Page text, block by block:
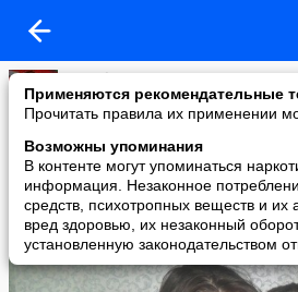
Применяются рекомендательные
Прочитать правила их применении
Возможны упоминания
В контенте могут упоминаться
информация. Незаконное
средств, психотропных веществ и их
вред здоровью, их незаконный
установленную законодательством
Rayusha Маркова Romanova
added a photo
28 Feb в 13:55